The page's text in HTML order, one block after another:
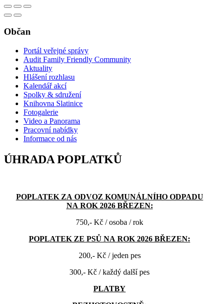
Občan
Portál veřejné správy
Audit Family Friendly Community
Aktuality
Hlášení rozhlasu
Kalendář akcí
Spolky & sdružení
Knihovna Slatinice
Fotogalerie
Video a Panorama
Pracovní nabídky
Informace od nás
ÚHRADA POPLATKŮ
POPLATEK ZA ODVOZ KOMUNÁLNÍHO ODPADU
NA ROK 2026 BŘEZEN:
750,- Kč / osoba / rok
POPLATEK ZE PSŮ NA ROK 2026 BŘEZEN:
200,- Kč / jeden pes
300,- Kč / každý další pes
PLATBY